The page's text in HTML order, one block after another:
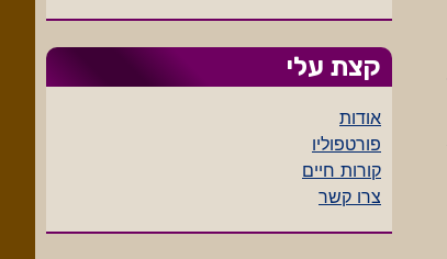
קצת עלי
אודות
פורטפוליו
קורות חיים
צרו קשר